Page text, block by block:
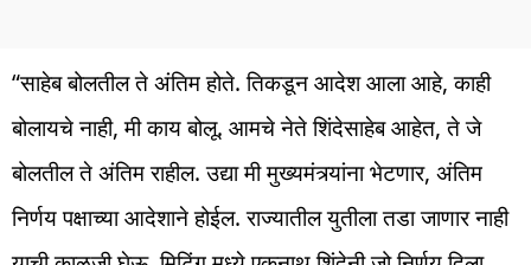
“साहेब बोलतील ते अंतिम होते. तिकडून आदेश आला आहे, काही
बोलायचे नाही, मी काय बोलू. आमचे नेते शिंदेसाहेब आहेत, ते जे
बोलतील ते अंतिम राहील. उद्या मी मुख्यमंत्र्यांना भेटणार, अंतिम
निर्णय पक्षाच्या आदेशाने होईल. राज्यातील युतीला तडा जाणार नाही